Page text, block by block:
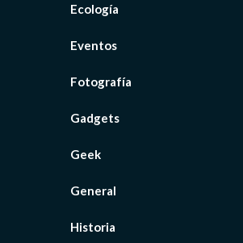
Ecología
Eventos
Fotografía
Gadgets
Geek
General
Historia